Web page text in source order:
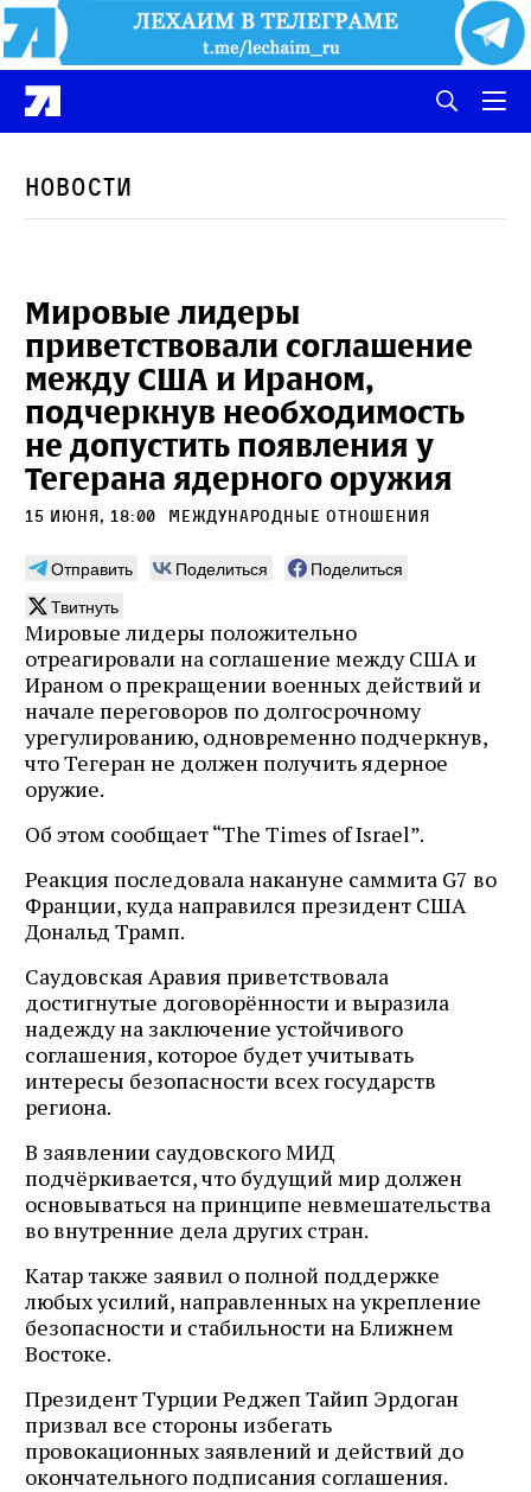
Новости
Мировые лидеры
приветствовали соглашение
между США и Ираном,
подчеркнув необходимость
не допустить появления у
Тегерана ядерного оружия
15 июня, 18:00 международные отношения
Отправить Поделиться
Поделиться
Твитнуть
Мировые лидеры положительно
отреагировали на соглашение между США и
Ираном о прекращении военных действий и
начале переговоров по долгосрочному
урегулированию, одновременно подчеркнув,
что Тегеран не должен получить ядерное
оружие.
Об этом сообщает “The Times of Israel”.
Реакция последовала накануне саммита G7 во
Франции, куда направился президент США
Дональд Трамп.
Саудовская Аравия приветствовала
достигнутые договорённости и выразила
надежду на заключение устойчивого
соглашения, которое будет учитывать
интересы безопасности всех государств
региона.
В заявлении саудовского МИД
подчёркивается, что будущий мир должен
основываться на принципе невмешательства
во внутренние дела других стран.
Катар также заявил о полной поддержке
любых усилий, направленных на укрепление
безопасности и стабильности на Ближнем
Востоке.
Президент Турции Реджеп Тайип Эрдоган
призвал все стороны избегать
провокационных заявлений и действий до
окончательного подписания соглашения.